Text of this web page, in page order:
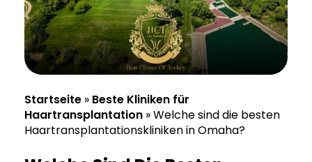
Startseite » Beste Kliniken für
Haartransplantation »Welche sind die besten
Haartransplantationskliniken in Omaha?